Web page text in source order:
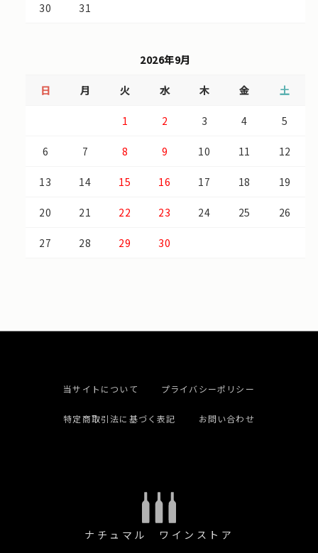
30 31
2026年9月
日 月 火 水 木 金 土
1 2 3 4 5
6 7 8 9 10 11 12
13 14 15 16 17 18 19
20 21 22 23 24 25 26
27 28 29 30
当サイトについて プライバシーポリシー
特定商取引法に基づく表記 お問い合わせ
ナチュマル ワインストア